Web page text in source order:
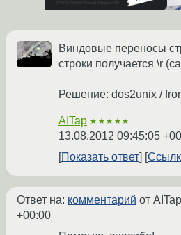
Виндовые переносы
строки получается \r
Решение: dos2unix /
AITap ★★★★★
13.08.2012 09:45:05
Показать ответ
Ответ на: комментарий от AITap
+00:00